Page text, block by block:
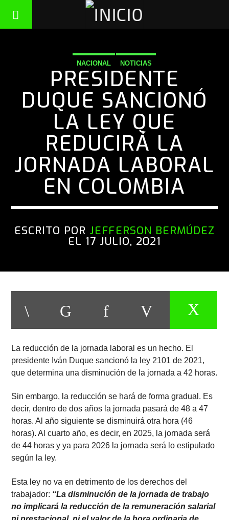
NACIONAL NOTICIAS
PRESIDENTE
DUQUE SANCIONÓ
LA LEY QUE
REDUCIRÁ LA
JORNADA LABORAL
EN COLOMBIA
ESCRITO POR JEFFERSON BERMÚDEZ
EL 17 JULIO, 2021
La reducción de la jornada laboral es un hecho. El
presidente Iván Duque sancionó la ley 2101 de 2021,
que determina una disminución de la jornada a 42 horas.
Sin embargo, la reducción se hará de forma gradual. Es
decir, dentro de dos años la jornada pasará de 48 a 47
horas. Al año siguiente se disminuirá otra hora (46
horas). Al cuarto año, es decir, en 2025, la jornada será
de 44 horas y ya para 2026 la jornada será lo estipulado
según la ley.
Esta ley no va en detrimento de los derechos del
trabajador: “La disminución de la jornada de trabajo
no implicará la reducción de la remuneración salarial